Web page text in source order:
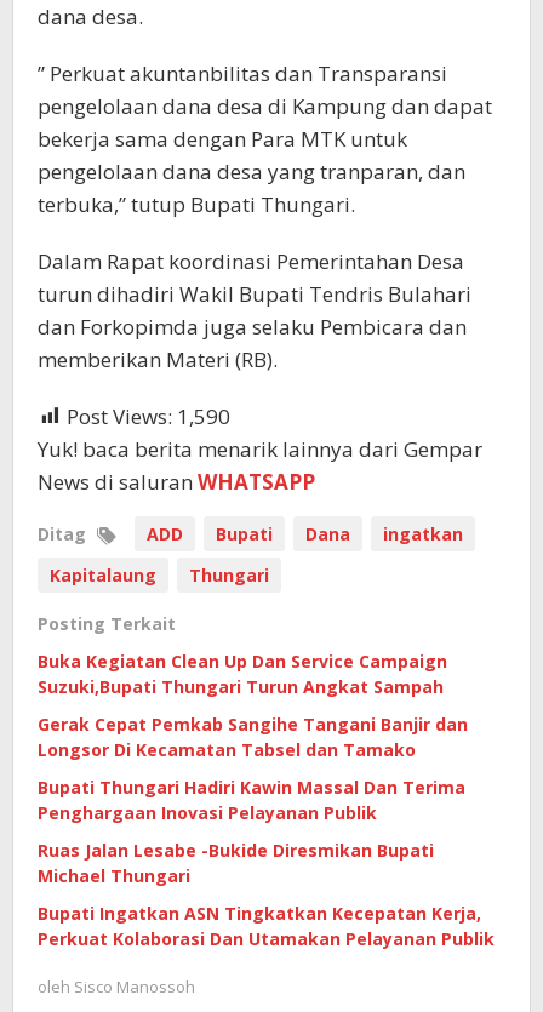
dana desa.
” Perkuat akuntanbilitas dan Transparansi
pengelolaan dana desa di Kampung dan dapat
bekerja sama dengan Para MTK untuk
pengelolaan dana desa yang tranparan, dan
terbuka,” tutup Bupati Thungari.
Dalam Rapat koordinasi Pemerintahan Desa
turun dihadiri Wakil Bupati Tendris Bulahari
dan Forkopimda juga selaku Pembicara dan
memberikan Materi (RB).
Post Views: 1,590
Yuk! baca berita menarik lainnya dari Gempar
News di saluran WHATSAPP
Ditag ADD Bupati Dana
ingatkan
Kapitalaung
Thungari
Posting Terkait
Buka Kegiatan Clean Up Dan Service Campaign
Suzuki,Bupati Thungari Turun Angkat Sampah
Gerak Cepat Pemkab Sangihe Tangani Banjir dan
Longsor Di Kecamatan Tabsel dan Tamako
Bupati Thungari Hadiri Kawin Massal Dan Terima
Penghargaan Inovasi Pelayanan Publik
Ruas Jalan Lesabe -Bukide Diresmikan Bupati
Michael Thungari
Bupati Ingatkan ASN Tingkatkan Kecepatan Kerja,
Perkuat Kolaborasi Dan Utamakan Pelayanan Publik
oleh Sisco Manossoh